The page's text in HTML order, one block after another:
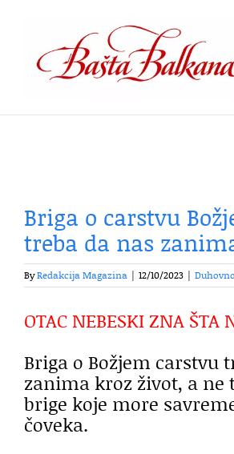
content
Briga o carstvu
treba da nas
ByRedakcija Magazina 12/10/2023
OTAC NEBESKI ZNA ŠTA
Briga o Božjem carstvu
zanima kroz život, a
brige koje more
čoveka.